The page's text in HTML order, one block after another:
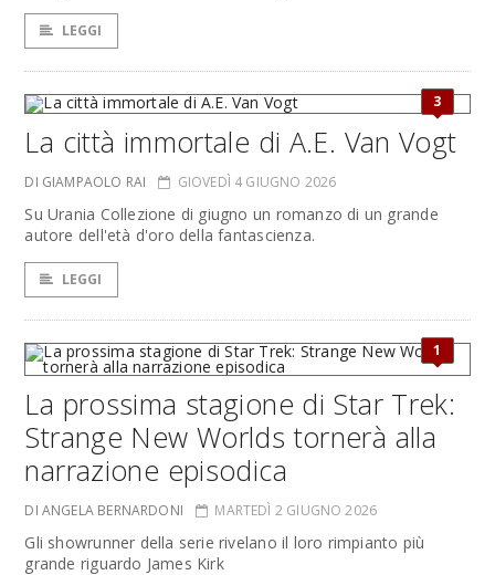
LEGGI
3
La città immortale di A.E. Van Vogt
DI GIAMPAOLO RAI GIOVEDÌ 4 GIUGNO 2026
Su Urania Collezione di giugno un romanzo di un grande
autore dell'età d'oro della fantascienza.
LEGGI
1
La prossima stagione di Star Trek:
Strange New Worlds tornerà alla
narrazione episodica
DI ANGELA BERNARDONI MARTEDÌ 2 GIUGNO 2026
Gli showrunner della serie rivelano il loro rimpianto più
grande riguardo James Kirk